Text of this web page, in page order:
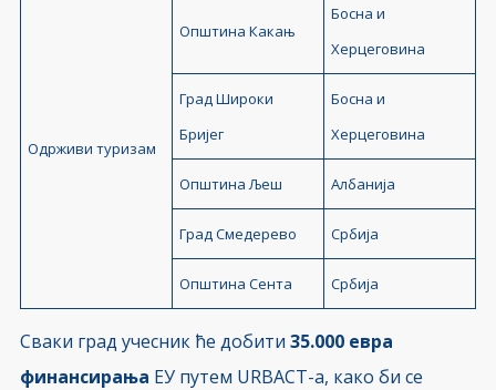
Одрживи туризам
Општина Какањ
Босна и
Херцеговина
Град Широки
Бријег
Босна и
Херцеговина
Општина Љеш Албанија
Град Смедерево Србија
Општина Сента Србија
Сваки град учесник ће добити 35.000 евра
финансирања ЕУ путем URBACT-а, како би се